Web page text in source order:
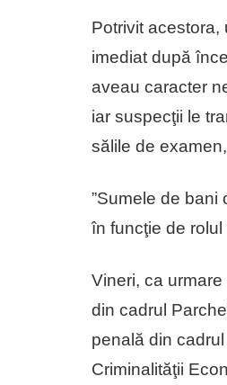
Potrivit
imediat după
aveau caracter
iar suspecţii le
sălile de
”Sumele de bani
în funcţie de
Vineri, ca
din cadrul
penală din
Criminalităţii